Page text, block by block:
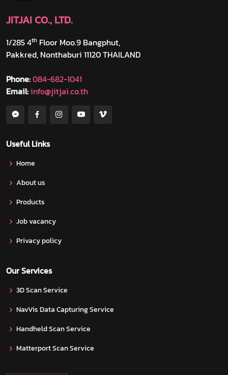
JITJAI CO., LTD.
1/285 4th Floor Moo.9 Bangphut,
Pakkred, Nonthaburi 11120 THAILAND
Phone:084-682-1041
Email:info@jitjai.co.th
Useful Links
Home
About us
Products
Job vacancy
Privacy policy
Our Services
3D Scan Service
NavVis Data Capturing Service
Handheld Scan Service
Matterport Scan Service